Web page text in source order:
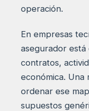
operación.
En empresas
asegurador
contratos,
económica. Una
ordenar ese
supuestos